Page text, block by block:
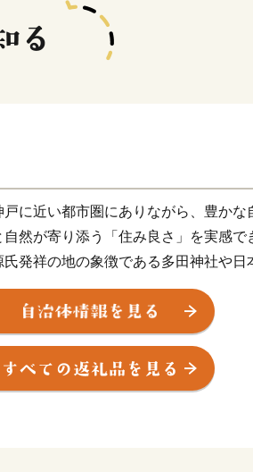
戸に近い都市圏にありながら、豊かな
然が寄り添う「住み良さ」を実感で
発祥の地の象徴である多田神社や日
区、商業施設でにぎわう中心市街地な
であり、新名神高速道路・川西インタ
川西市に訪れやすくなりました。
1日、川西町、多田村、東谷村が合併
て誕生しました。兵庫県の南東部に位